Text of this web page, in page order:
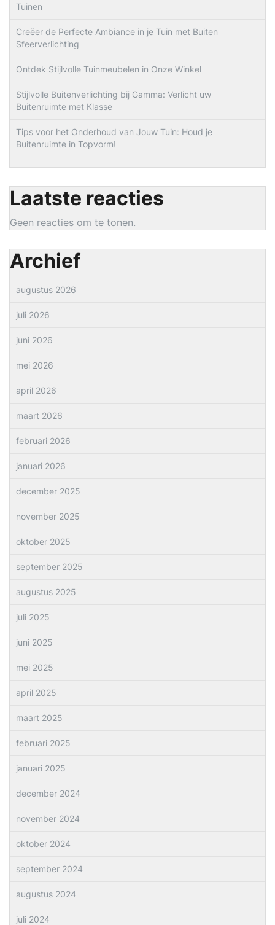
Tuinen
Creëer de Perfecte Ambiance in je Tuin met Buiten
Sfeerverlichting
Ontdek Stijlvolle Tuinmeubelen in Onze Winkel
Stijlvolle Buitenverlichting bij Gamma: Verlicht uw
Buitenruimte met Klasse
Tips voor het Onderhoud van Jouw Tuin: Houd je
Buitenruimte in Topvorm!
Laatste reacties
Geen reacties om te tonen.
Archief
augustus 2026
juli 2026
juni 2026
mei 2026
april 2026
maart 2026
februari 2026
januari 2026
december 2025
november 2025
oktober 2025
september 2025
augustus 2025
juli 2025
juni 2025
mei 2025
april 2025
maart 2025
februari 2025
januari 2025
december 2024
november 2024
oktober 2024
september 2024
augustus 2024
juli 2024